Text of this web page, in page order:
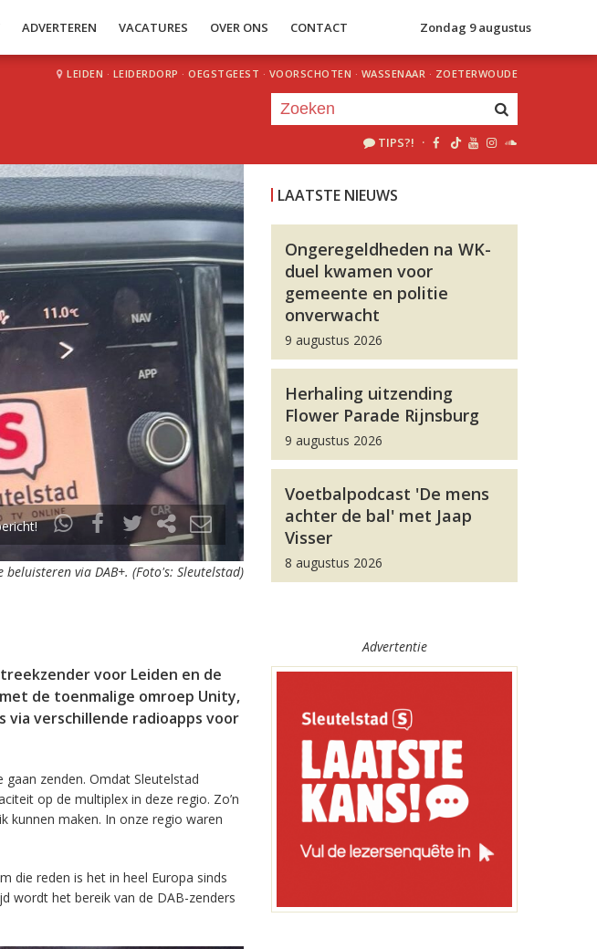
ADVERTEREN VACATURES OVER ONS CONTACT Zondag 9 augustus
LEIDEN · LEIDERDORP · OEGSTGEEST · VOORSCHOTEN · WASSENAAR · ZOETERWOUDE
TIPS?! ·
via DAB+. (Foto's: Sleutelstad)
voor Leiden en de
de toenmalige omroep Unity,
verschillende radioapps voor
zenden. Omdat Sleutelstad
op de multiplex in deze regio. Zo’n
kunnen maken. In onze regio waren
die reden is het in heel Europa sinds
wordt het bereik van de DAB-zenders
LAATSTE NIEUWS
Ongeregeldheden na WK-
duel kwamen voor
gemeente en politie
onverwacht
9 augustus 2026
Herhaling uitzending
Flower Parade Rijnsburg
9 augustus 2026
Voetbalpodcast 'De mens
achter de bal' met Jaap
Visser
8 augustus 2026
Advertentie